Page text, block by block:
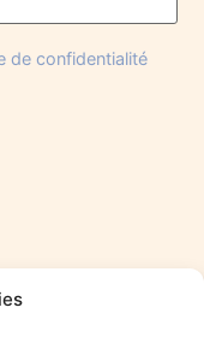
du mieux-
de confidentialité